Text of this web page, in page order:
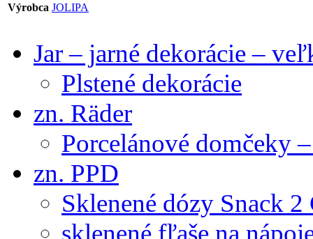
Výrobca JOLIPA
Jar – jarné dekorácie –
Plstené dekorácie
zn. Räder
Porcelánové domčeky
zn. PPD
Sklenené dózy Snack 2
sklenené fľaše na